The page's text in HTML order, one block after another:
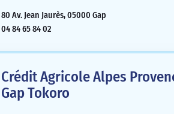
80 Av. Jean Jaurès, 05000 Gap
04 84 65 84 02
Crédit Agricole Alpes
Gap Tokoro